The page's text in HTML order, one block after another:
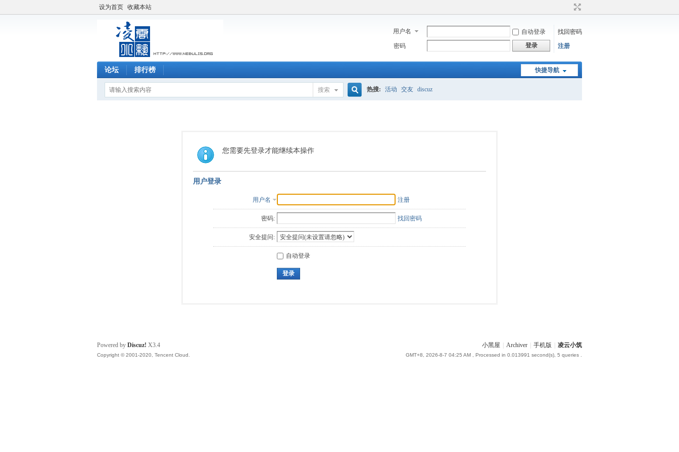
设为首页 收藏本站
用户名 自动登录
找回密码
密码
登录 注册
快捷导航
论坛 排行榜
搜索 热搜: 活动 交友 discuz
您需要先登录才能继续本操作
用户登录
用户名 注册
密码: 找回密码
安全提问:
自动登录
登录
小黑屋 Archiver 手机版 凌云小筑
GMT+8, 2026-8-7 04:25 AM , Processed in 0.013991 second(s), 5 queries .
Powered by Discuz! X3.4
Copyright © 2001-2020, Tencent Cloud.